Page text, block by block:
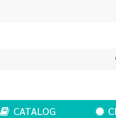
CATALOG